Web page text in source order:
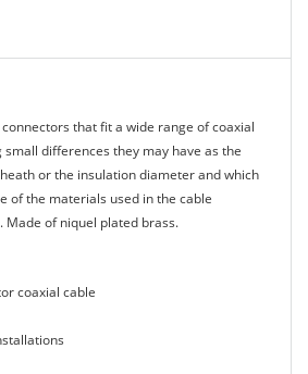
that fit a wide range of coaxial
differences they may have as the
or the insulation diameter and which
of the materials used in the cable
Made of niquel plated brass.
coaxial cable